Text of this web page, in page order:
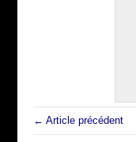
← Article précédent